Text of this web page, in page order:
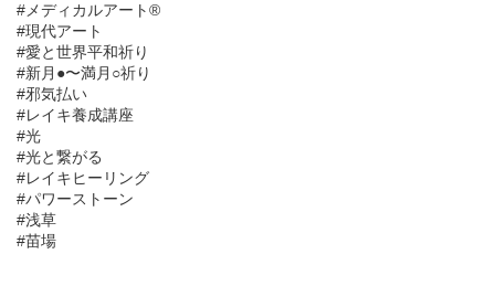
#メディカルアート®︎
#現代アート
#愛と世界平和祈り
#新月●〜満月○祈り
#邪気払い
#レイキ養成講座
#光
#光と繋がる
#レイキヒーリング
#パワーストーン
#浅草
#苗場